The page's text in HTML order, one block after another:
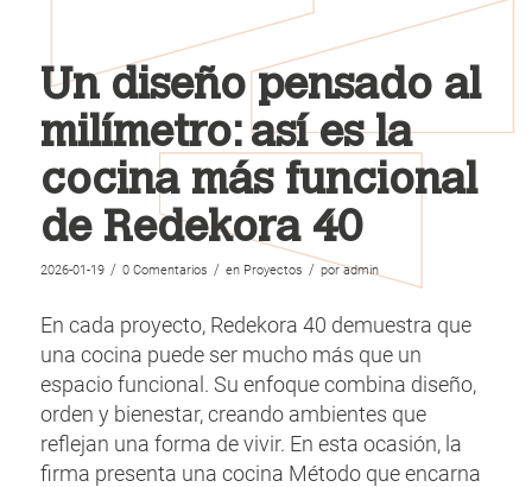
Un diseño pensado al
milímetro: así es la
cocina más funcional
de Redekora 40
2026-01-19 / 0 Comentarios / en Proyectos / poradmin
En cada proyecto, Redekora 40 demuestra que
una cocina puede ser mucho más que un
espacio funcional. Su enfoque combina diseño,
orden y bienestar, creando ambientes que
reflejan una forma de vivir. En esta ocasión, la
firma presenta una cocina Método que encarna